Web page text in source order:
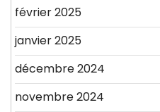
février 2025
janvier 2025
décembre 2024
novembre 2024